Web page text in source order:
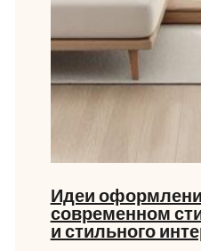
Идеи
современном
и стильного